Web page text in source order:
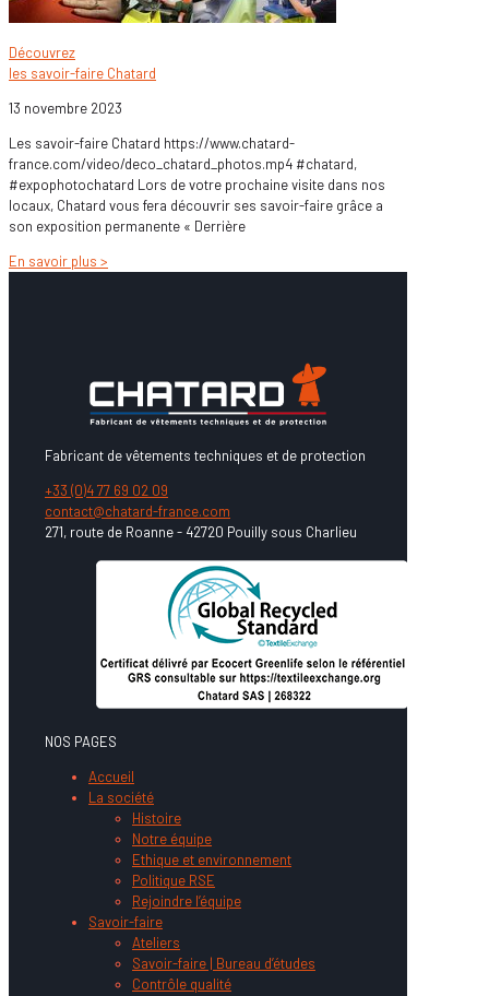
Découvrez
les savoir-faire Chatard
13 novembre 2023
Les savoir-faire Chatard https://www.chatard-
france.com/video/deco_chatard_photos.mp4 #chatard,
#expophotochatard Lors de votre prochaine visite dans nos
locaux, Chatard vous fera découvrir ses savoir-faire grâce a
son exposition permanente « Derrière
En savoir plus >
Fabricant de vêtements techniques et de protection
+33 (0)4 77 69 02 09
contact@chatard-france.com
271, route de Roanne - 42720 Pouilly sous Charlieu
NOS PAGES
Accueil
La société
Histoire
Notre équipe
Ethique et environnement
Politique RSE
Rejoindre l’équipe
Savoir-faire
Ateliers
Savoir-faire | Bureau d’études
Contrôle qualité